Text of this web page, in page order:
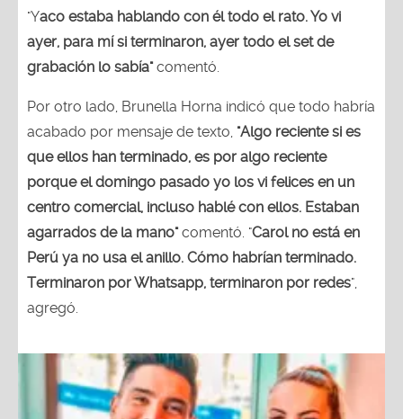
"Yaco estaba hablando con él todo el rato. Yo vi
ayer, para mí si terminaron, ayer todo el set de
grabación lo sabía"comentó.
Por otro lado, Brunella Horna indicó que todo habría
acabado por mensaje de texto, "Algo reciente si es
que ellos han terminado, es por algo reciente
porque el domingo pasado yo los vi felices en un
centro comercial, incluso hablé con ellos. Estaban
agarrados de la mano"comentó. "Carol no está en
Perú ya no usa el anillo. Cómo habrían terminado.
Terminaron por Whatsapp, terminaron por redes",
agregó.